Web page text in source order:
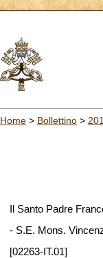
Home > Bollettino >
Il Santo Padre
- S.E. Mons.
[02263-IT.01]